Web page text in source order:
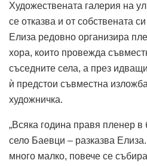
Художествената галерия на
се отказва и от собствената
Елиза редовно организира
хора, които провежда
съседните села, а през
ѝ предстои съвместна
художничка.
„Всяка година правя пленер в
село Баевци – разказва
много малко, повече се